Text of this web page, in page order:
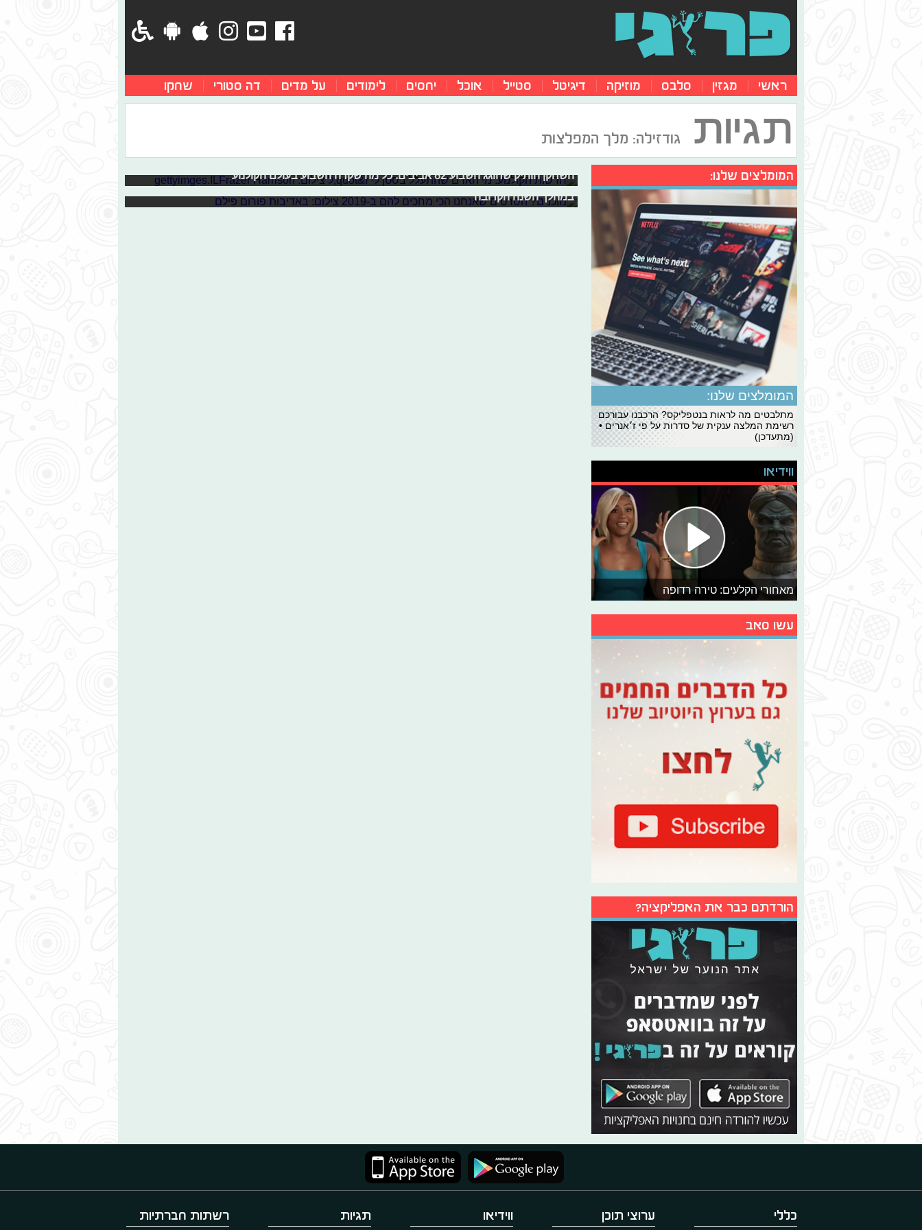
ראשי מגזין סלבס מוזיקה דיגיטל סטייל אוכל יחסים לימודים על מדים דה סטורי שחקו
תגיות גודזילה: מלך המפלצותחדשות הקולנוע: מי האדם שהתעלל בסטן לי ז"ל
השחקן הותיק שחוגג השבוע 82 אביבים. כל מה שקרה השבוע בעולם הקולנוע
מוכנים? הסרטים שאנחנו הכי מחכים להם ב-2019
שנת 2019 הולכת להיות אחת העמוסות בתחום הקולנוע - אין ספור סרטי לייב אקשן לדיסני, שלל
סרטי אימה והסרט האחרון של מארוול בסאגת ''הנוקמים''. הנה רשימת הסרטים שאסור לכם לפספס
במהלך השנה הקרובה
המומלצים שלנו:
המומלצים שלנו:
מתלבטים מה לראות בנטפליקס? הרכבנו עבורכם
רשימת המלצה ענקית של סדרות על פי ז׳אנרים •
(מתעדכן)
ווידיאו
מאחורי הקלעים: טירה רדופה
עשו סאב
הורדתם כבר את האפליקציה?
כללי ערוצי תוכן ווידיאו תגיות רשתות חברתיות